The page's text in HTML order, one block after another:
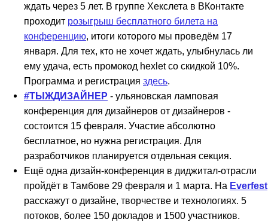
ждать через 5 лет. В группе Хекслета в ВКонтакте
проходит розыгрыш бесплатного билета на
конференцию, итоги которого мы проведём 17
января. Для тех, кто не хочет ждать, улыбнулась ли
ему удача, есть промокод hexlet со скидкой 10%.
Программа и регистрация здесь.
#ТЫЖДИЗАЙНЕР - ульяновская ламповая
конференция для дизайнеров от дизайнеров -
состоится 15 февраля. Участие абсолютно
бесплатное, но нужна регистрация. Для
разработчиков планируется отдельная секция.
Ещё одна дизайн-конференция в диджитал-отрасли
пройдёт в Тамбове 29 февраля и 1 марта. На Everfest
расскажут о дизайне, творчестве и технологиях. 5
потоков, более 150 докладов и 1500 участников.